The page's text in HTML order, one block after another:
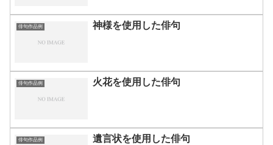
俳句作品例 神様を使用した俳句
俳句作品例 火花を使用した俳句
俳句作品例 遺言状を使用した俳句